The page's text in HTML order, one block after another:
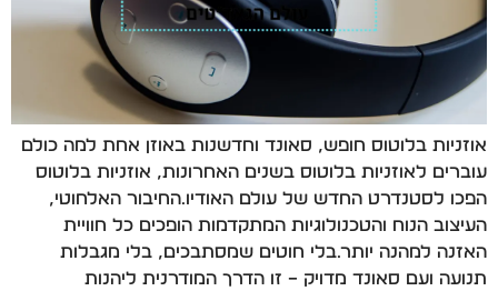
אוזניות בלוטוס חופש, סאונד וחדשנות באוזן אחת למה כולם
עוברים לאוזניות בלוטוס בשנים האחרונות, אוזניות בלוטוס
הפכו לסטנדרט החדש של עולם האודיו.החיבור האלחוטי,
העיצוב הנוח והטכנולוגיות המתקדמות הופכים כל חוויית
האזנה למהנה יותר.בלי חוטים שמסתבכים, בלי מגבלות
תנועה ועם סאונד מדויק – זו הדרך המודרנית ליהנות